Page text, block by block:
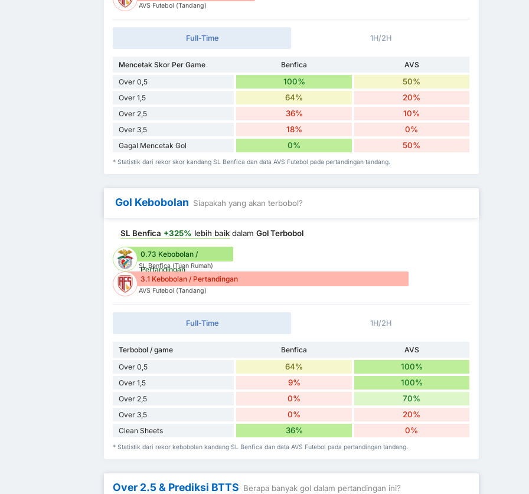
AVS Futebol (Tandang)
Full-Time 1H/2H
Mencetak Skor Per Game Benfica
AVS
Over 0,5
100% 50%
Over 1,5 64% 20%
Over 2,5 36% 10%
Over 3,5 18% 0%
Gagal Mencetak Gol 0% 50%
* Statistik dari rekor skor kandang SL Benfica dan data AVS Futebol pada pertandingan tandang.
Gol Kebobolan Siapakah yang akan terbobol?
SL Benfica +325% lebih baik dalamGol Terbobol
0.73 Kebobolan /
Pertandingan
SL Benfica (Tuan Rumah)
3.1 Kebobolan / Pertandingan
AVS Futebol (Tandang)
Full-Time 1H/2H
Terbobol / game Benfica
AVS
Over 0,5
64% 100%
Over 1,5 9% 100%
Over 2,5 0% 70%
Over 3,5 0% 20%
Clean Sheets 36% 0%
* Statistik dari rekor kebobolan kandang SL Benfica dan data AVS Futebol pada pertandingan tandang.
Over 2.5 & Prediksi BTTS Berapa banyak gol dalam pertandingan ini?